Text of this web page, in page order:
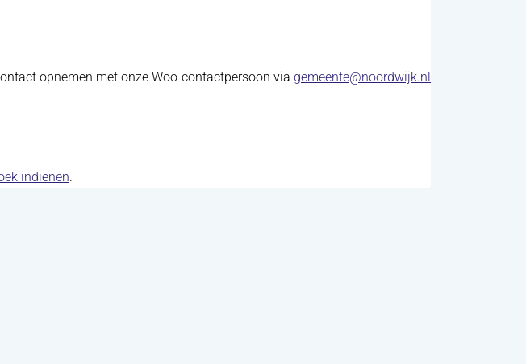
tabblad)opnemen met onze Woo-contactpersoon via gemeente@noordwijk.nl
indienen.